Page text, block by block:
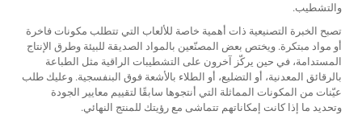
والتشطيب.
تصبح الخبرة التصنيعية ذات أهمية خاصة للألعاب التي تتطلب مكونات فاخرة
أو مواد مبتكرة. ويختص بعض المصنّعين بالمواد الصديقة للبيئة وطرق الإنتاج
المستدامة، في حين يركّز آخرون على التشطيبات الراقية مثل الطباعة
بالرقائق المعدنية، أو التضليع، أو الطلاء بالأشعة فوق البنفسجية. وعليك طلب
عيّنات من المكونات المماثلة التي أنتجوها سابقًا لتقييم معايير الجودة
وتحديد ما إذا كانت إمكاناتهم تتماشى مع رؤيتك للمنتج النهائي.